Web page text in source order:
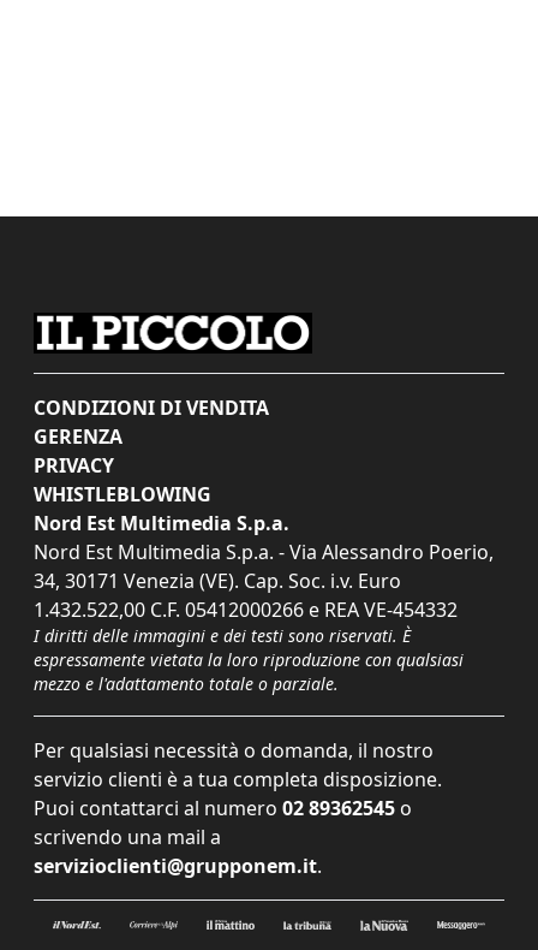
CONDIZIONI DI VENDITA
GERENZA
PRIVACY
WHISTLEBLOWING
Nord Est Multimedia S.p.a.
Nord Est Multimedia S.p.a. - Via Alessandro Poerio,
34, 30171 Venezia (VE). Cap. Soc. i.v. Euro
1.432.522,00 C.F. 05412000266 e REA VE-454332
I diritti delle immagini e dei testi sono riservati. È
espressamente vietata la loro riproduzione con qualsiasi
mezzo e l'adattamento totale o parziale.
Per qualsiasi necessità o domanda, il nostro
servizio clienti è a tua completa disposizione.
Puoi contattarci al numero 02 89362545 o
scrivendo una mail a
servizioclienti@grupponem.it.